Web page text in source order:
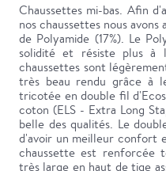
Chaussettes mi-bas. Afin
nos chaussettes nous
de Polyamide (17%). Le
solidité et résiste plus à
chaussettes sont
très beau rendu grâce à
tricotée en double fil
coton (ELS - Extra Long
belle des qualités. Le
d'avoir un meilleur confort
chaussette est renforcée
très large en haut de tige